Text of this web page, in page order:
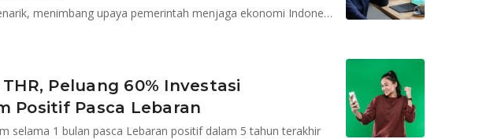
Potensi investasi semakin menarik, menimbang upaya pemerintah menjaga ekonomi Indonesia
Peluang 60% Investasi
Positif Pasca Lebaran
selama 1 bulan pasca Lebaran positif dalam 5 tahun terakhir